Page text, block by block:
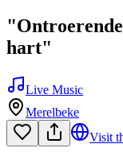
hart"
Live Music
Merelbeke
Visit